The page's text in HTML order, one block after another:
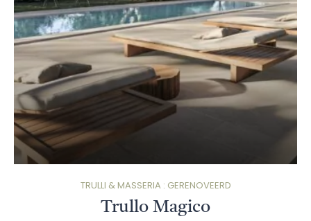
TRULLI & MASSERIA : GERENOVEERD
Trullo Magico